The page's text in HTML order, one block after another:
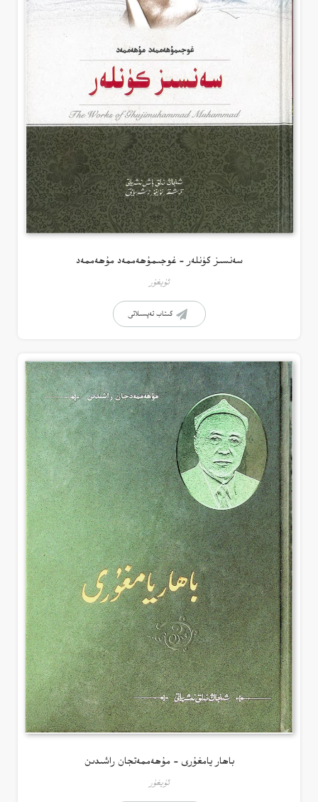
سەنسىز كۈنلەر – غوجىمۇھەممەد مۇھەممەد
ئۇيغۇر
كىتاب تەپسىلاتى
باھار يامغۇرى – مۇھەممەتجان راشىدىن
ئۇيغۇر